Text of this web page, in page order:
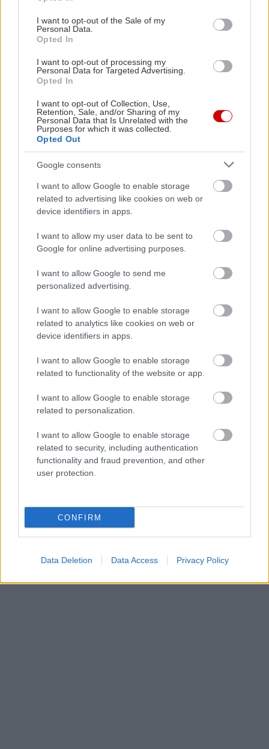
use your data for below specified purposes in below Google
consent section.
I want to opt-out of the Sale of my
Personal Data.
Opted In
I want to opt-out of processing my
Personal Data for Targeted Advertising.
Opted In
I want to opt-out of Collection, Use,
Retention, Sale, and/or Sharing of my
Personal Data that Is Unrelated with the
Purposes for which it was collected.
Opted Out
Google consents
I want to allow Google to enable storage
related to advertising like cookies on web or
device identifiers in apps.
I want to allow my user data to be sent to
Google for online advertising purposes.
I want to allow Google to send me
personalized advertising.
I want to allow Google to enable storage
related to analytics like cookies on web or
device identifiers in apps.
I want to allow Google to enable storage
related to functionality of the website or app.
I want to allow Google to enable storage
related to personalization.
I want to allow Google to enable storage
related to security, including authentication
functionality and fraud prevention, and other
user protection.
CONFIRM
Data Deletion Data Access Privacy Policy
Maraveyas Ilegal: Εορταστικό πάρτι στον
Βοτανικό
PODCASTS
Η Maria Rolls χωρίς φίλτρο
με τον